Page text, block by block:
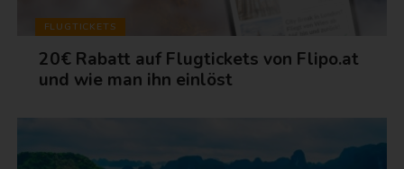
FLUGTICKETS
20€ Rabatt auf Flugtickets von Flipo.at
und wie man ihn einlöst